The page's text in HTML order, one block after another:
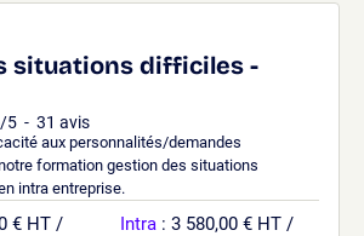
situations difficiles -
/5 - 31 avis
aux personnalités/demandes
formation gestion des situations
intra entreprise.
€ HT /
Intra : 3 580,00 € HT /